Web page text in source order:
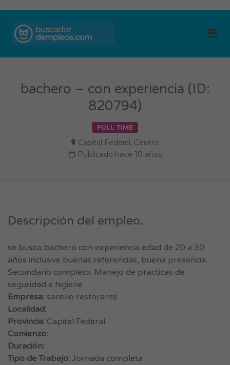
bachero – con experiencia (ID:
820794)
FULL TIME
Capital Federal, Centro
Publicado hace 10 años
Descripción del empleo.
se busca bachero con experiencia edad de 20 a 30
años inclusive buenas referencias, buena presencia.
Secundario completo. Manejo de practicas de
seguridad e higiene
Empresa: santillo restorante
Localidad:
Provincia: Capital Federal
Comienzo:
Duración:
Tipo de Trabajo: Jornada completa